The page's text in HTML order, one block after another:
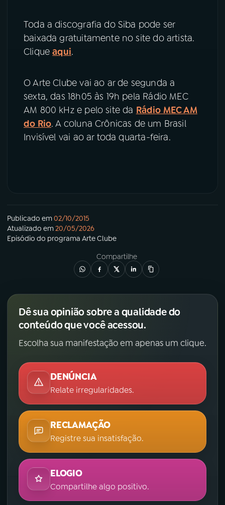
Instagram X
Toda a discografia do Siba pode ser
baixada gratuitamente no site do artista.
Cliqueaqui.
O Arte Clube vai ao ar de segunda a
sexta, das 18h05 às 19h pela Rádio MEC
AM 800 kHz e pelo site da Rádio MEC AM
do Rio. A coluna Crônicas de um Brasil
Invisível vai ao ar toda quarta-feira.
Publicado em02/10/2015
Atualizado em20/05/2026
Episódio do programa Arte Clube
Compartilhe
Dê sua opinião sobre a qualidade do
conteúdo que você acessou.
Escolha sua manifestação em apenas um clique.
DENÚNCIA
Relate irregularidades.
RECLAMAÇÃO
Registre sua insatisfação.
ELOGIO
Compartilhe algo positivo.